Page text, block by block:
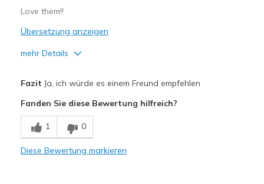
Love them!!
Übersetzung anzeigen
mehr Details
Breathe Well
Comfortable
Fazit Ja, ich würde es einem Freund empfehlen
Fanden Sie diese Bewertung hilfreich?
1 0
Diese Bewertung markieren